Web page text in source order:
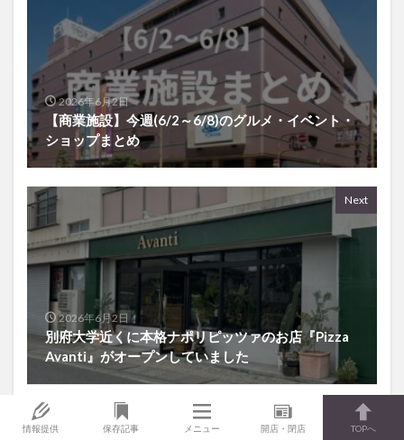
2026年6月2日
【商業施設】今週(6/2～6/8)のグルメ・イベント・
ショップまとめ
Next
2026年6月2日
別府大学近くに本格ナポリピッツァのお店『Pizza
Avanti』がオープンしていました
情報提供 保存記事 メニュー 開店・閉店 TOPへ